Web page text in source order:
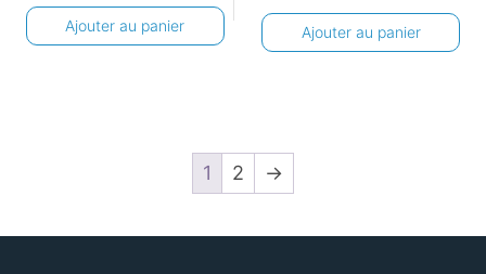
Ajouter au panier Ajouter au panier
1 2 →